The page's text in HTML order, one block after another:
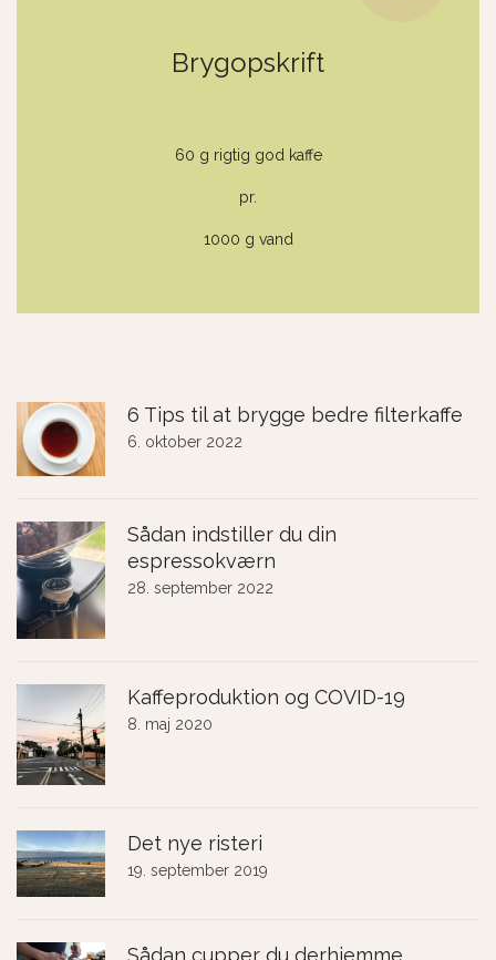
Brygopskrift
60 g rigtig god kaffe
pr.
1000 g vand
6 Tips til at brygge bedre filterkaffe
6. oktober 2022
Sådan indstiller du din
espressokværn
28. september 2022
Kaffeproduktion og COVID-19
8. maj 2020
Det nye risteri
19. september 2019